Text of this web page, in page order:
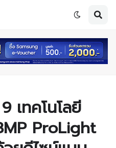
เทคโนโลยี
ProLight